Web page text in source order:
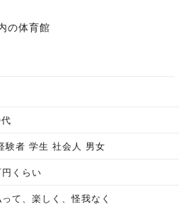
の体育館
験者 学生 社会人 男女
くらい
て、楽しく、怪我なく